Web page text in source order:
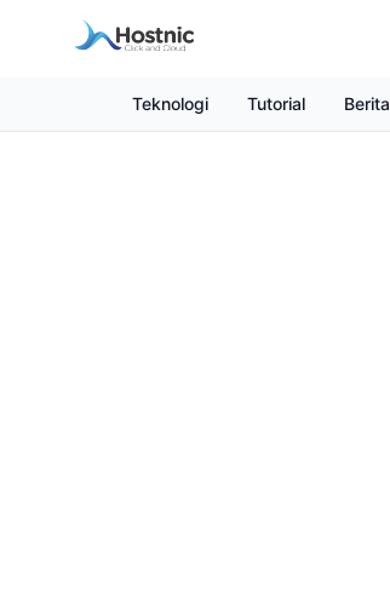
Teknologi Tutorial Berita